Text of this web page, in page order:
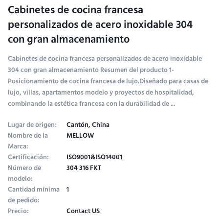
Cabinetes de cocina francesa
personalizados de acero inoxidable 304
con gran almacenamiento
Cabinetes de cocina francesa personalizados de acero inoxidable
304 con gran almacenamiento Resumen del producto 1-
Posicionamiento de cocina francesa de lujo.Diseñado para casas de
lujo, villas, apartamentos modelo y proyectos de hospitalidad,
combinando la estética francesa con la durabilidad de ...
Lugar de origen:
Cantón, China
Nombre de la
Marca:
MELLOW
Certificación:
ISO9001&ISO14001
Número de
modelo:
304 316 FKT
Cantidad mínima
de pedido:
1
Precio:
Contact US